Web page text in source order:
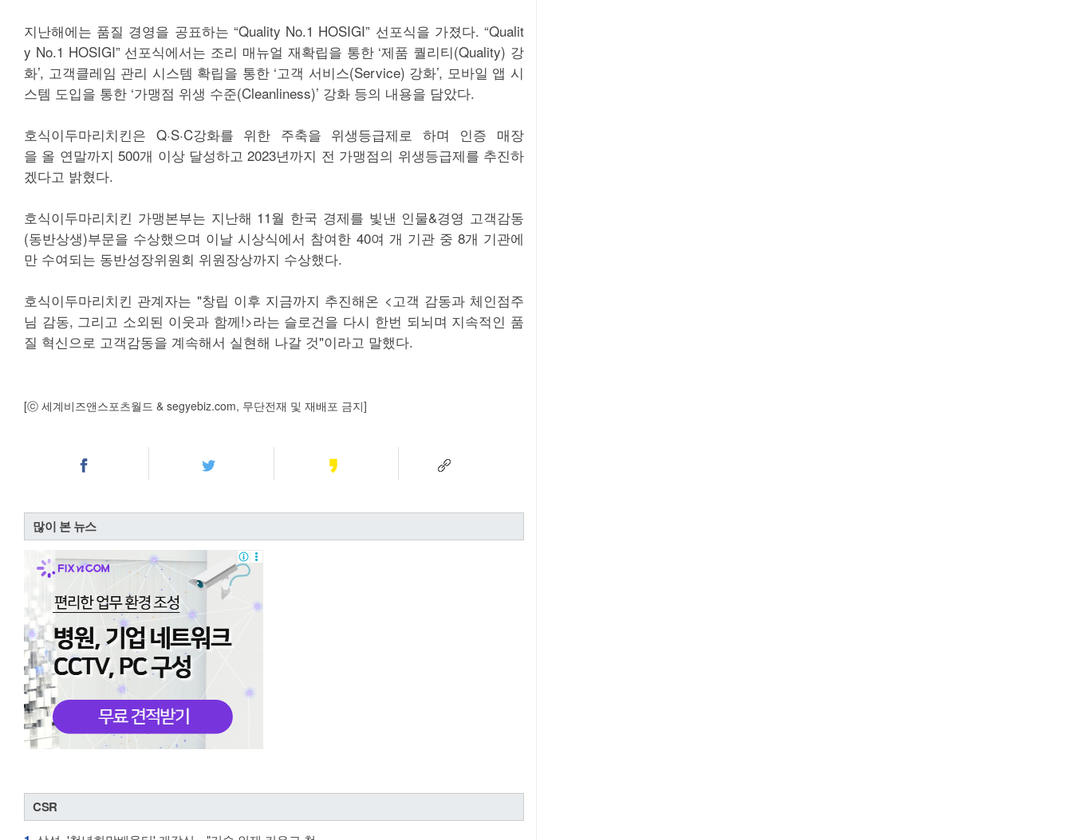
지난해에는 품질 경영을 공표하는 “Quality No.1 HOSIGI” 선포식을 가졌다. “Qualit
y No.1 HOSIGI” 선포식에서는 조리 매뉴얼 재확립을 통한 ‘제품 퀄리티(Quality) 강
화’, 고객클레임 관리 시스템 확립을 통한 ‘고객 서비스(Service) 강화’, 모바일 앱 시
스템 도입을 통한 ‘가맹점 위생 수준(Cleanliness)’ 강화 등의 내용을 담았다.
호식이두마리치킨은 Q·S·C강화를 위한 주축을 위생등급제로 하며 인증 매장
을 올 연말까지 500개 이상 달성하고 2023년까지 전 가맹점의 위생등급제를 추진하
겠다고 밝혔다.
호식이두마리치킨 가맹본부는 지난해 11월 한국 경제를 빛낸 인물&경영 고객감동
(동반상생)부문을 수상했으며 이날 시상식에서 참여한 40여 개 기관 중 8개 기관에
만 수여되는 동반성장위원회 위원장상까지 수상했다.
호식이두마리치킨 관계자는 "창립 이후 지금까지 추진해온 <고객 감동과 체인점주
님 감동, 그리고 소외된 이웃과 함께!>라는 슬로건을 다시 한번 되뇌며 지속적인 품
질 혁신으로 고객감동을 계속해서 실현해 나갈 것"이라고 말했다.
[ⓒ 세계비즈앤스포츠월드 & segyebiz.com, 무단전재 및 재배포 금지]
많이 본 뉴스
CSR